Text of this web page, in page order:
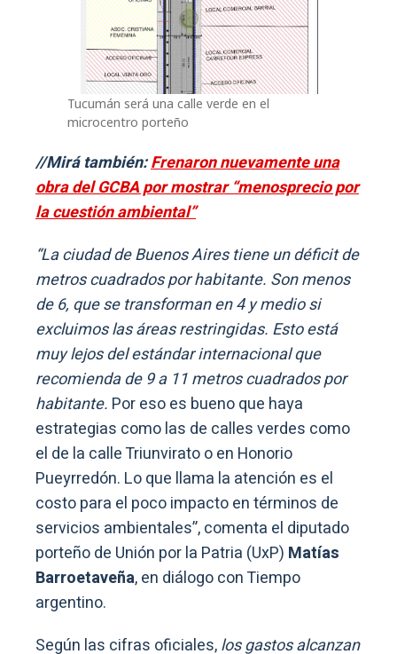
Tucumán será una calle verde en el
microcentro porteño
//Mirá también:Frenaron nuevamente una
obra del GCBA por mostrar “menosprecio por
la cuestión ambiental”
“La ciudad de Buenos Aires tiene un déficit de
metros cuadrados por habitante. Son menos
de 6, que se transforman en 4 y medio si
excluimos las áreas restringidas. Esto está
muy lejos del estándar internacional que
recomienda de 9 a 11 metros cuadrados por
habitante. Por eso es bueno que haya
estrategias como las de calles verdes como
el de la calle Triunvirato o en Honorio
Pueyrredón. Lo que llama la atención es el
costo para el poco impacto en términos de
servicios ambientales”, comenta el diputado
porteño de Unión por la Patria (UxP) Matías
Barroetaveña, en diálogo con Tiempo
argentino.
Según las cifras oficiales,los gastos alcanzan